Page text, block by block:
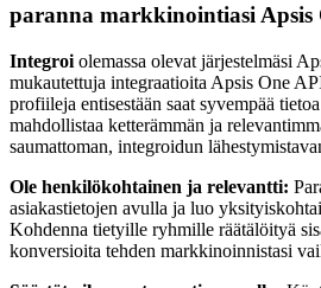
paranna markkinointiasi Apsis
Integroi olemassa olevat järjestelmäsi
mukautettuja integraatioita Apsis One
profiileja entisestään saat syvempää
mahdollistaa ketterämmän ja
saumattoman, integroidun
Ole henkilökohtainen ja relevantti:
asiakastietojen avulla ja luo
Kohdenna tietyille ryhmille räätälöityä
konversioita tehden markkinoinnistasi